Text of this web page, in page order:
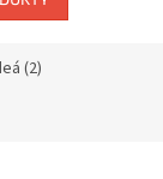
(2)